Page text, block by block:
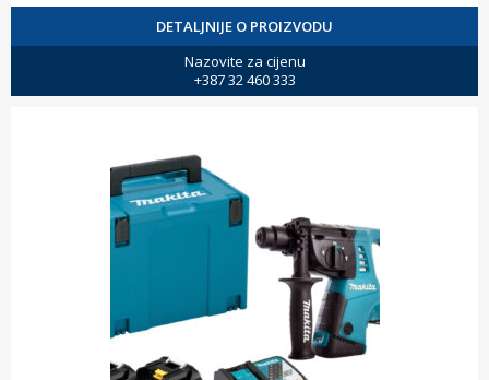
DETALJNIJE O PROIZVODU
Nazovite za cijenu
+387 32 460 333